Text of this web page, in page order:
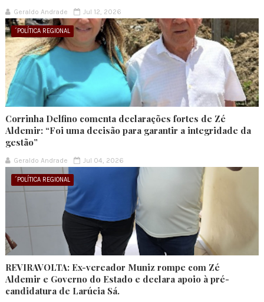
Geraldo Andrade Jul 12, 2026
´POLÍTICA REGIONAL
Corrinha Delfino comenta declarações fortes de Zé
Aldemir: “Foi uma decisão para garantir a integridade da
gestão”
Geraldo Andrade Jul 04, 2026
´POLÍTICA REGIONAL
REVIRAVOLTA: Ex-vereador Muniz rompe com Zé
Aldemir e Governo do Estado e declara apoio à pré-
candidatura de Larúcia Sá.